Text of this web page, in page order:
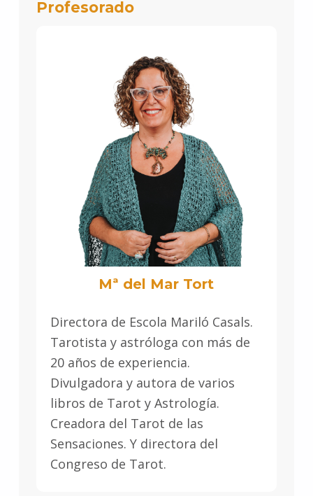
Profesorado
Mª del Mar Tort
Directora de Escola Mariló Casals.
Tarotista y astróloga con más de
20 años de experiencia.
Divulgadora y autora de varios
libros de Tarot y Astrología.
Creadora del Tarot de las
Sensaciones. Y directora del
Congreso de Tarot.